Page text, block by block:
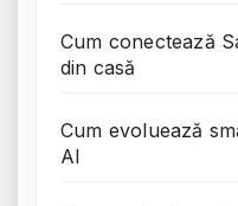
Cum conectează
din casă
Cum evoluează
AI